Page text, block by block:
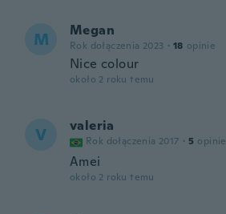
M Megan
Rok dołączenia 2023 · 18 opinie
Nice colour
około 2 roku temu
V valeria
Rok dołączenia 2017 · 5 opinie
Amei
około 2 roku temu